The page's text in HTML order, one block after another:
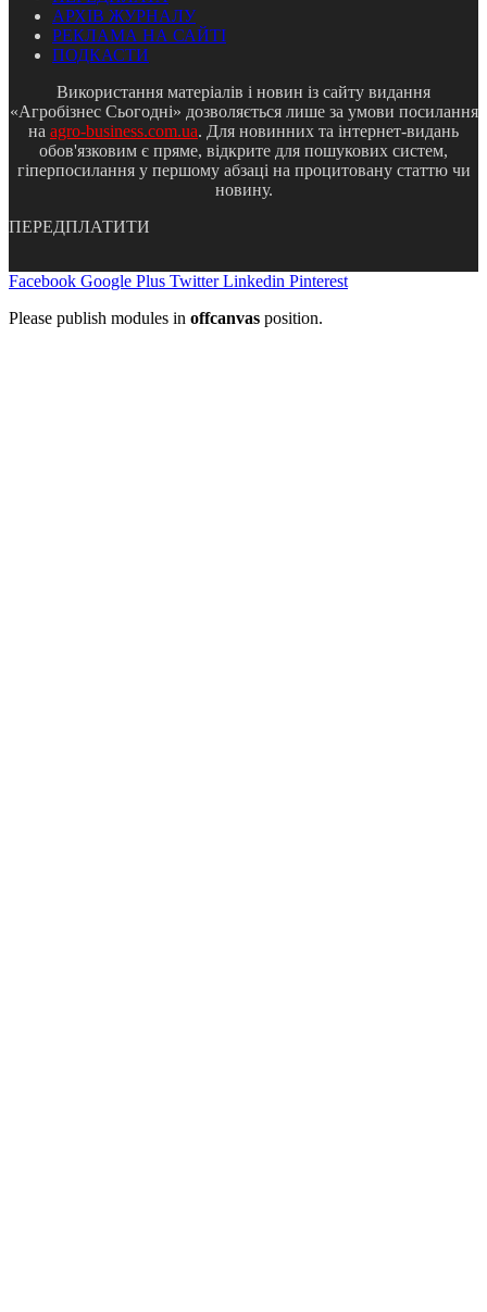
АРХІВ ЖУРНАЛУ
РЕКЛАМА НА САЙТІ
ПОДКАСТИ
Використання матеріалів і новин із сайту видання
«Агробізнес Сьогодні» дозволяється лише за умови посилання
на agro-business.com.ua. Для новинних та інтернет-видань
обов'язковим є пряме, відкрите для пошукових систем,
гіперпосилання у першому абзаці на процитовану статтю чи
новину.
ПЕРЕДПЛАТИТИ
Facebook Google Plus Twitter Linkedin Pinterest
Please publish modules in offcanvas position.